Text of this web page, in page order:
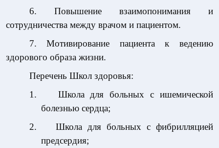
6. Повышение взаимопонимания и
сотрудничества между врачом и пациентом.
7. Мотивирование пациента к ведению
здорового образа жизни.
Перечень Школ здоровья:
1.
Школа для больных с ишемической
болезнью сердца;
2.
Школа для больных с фибрилляцией
предсердия;